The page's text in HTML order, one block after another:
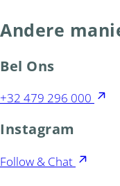
Andere
Bel Ons
+32 479 296 000
Instagram
Follow & Chat